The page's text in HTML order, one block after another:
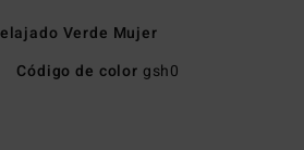
Verde Mujer
Código de color gsh0